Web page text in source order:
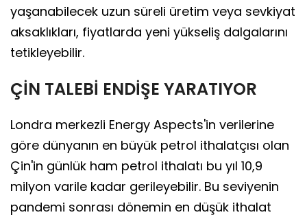
yaşanabilecek uzun süreli üretim veya sevkiyat
aksaklıkları, fiyatlarda yeni yükseliş dalgalarını
tetikleyebilir.
ÇİN TALEBİ ENDİŞE YARATIYOR
Londra merkezli Energy Aspects'in verilerine
göre dünyanın en büyük petrol ithalatçısı olan
Çin'in günlük ham petrol ithalatı bu yıl 10,9
milyon varile kadar gerileyebilir. Bu seviyenin
pandemi sonrası dönemin en düşük ithalat